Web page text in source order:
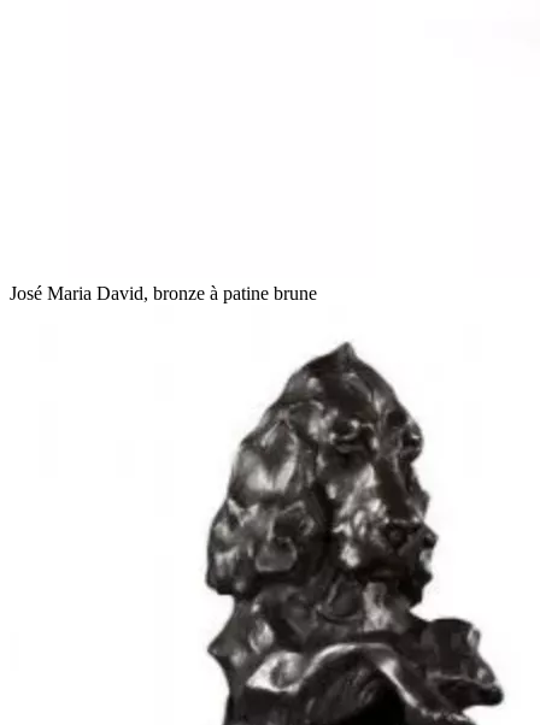
José Maria David, bronze à patine brune